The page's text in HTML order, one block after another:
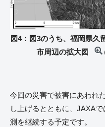
図4：図3のうち、福岡県久
市周辺の拡大図
今回の災害で被害にあわれ
し上げるとともに、JAXA
測を継続する予定です。